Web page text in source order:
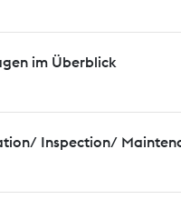
im Überblick
Inspection/